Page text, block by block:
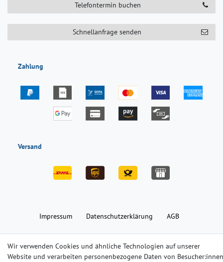
Telefontermin buchen
Schnellanfrage senden
Zahlung
Versand
Impressum Daten­schutz­erklärung AGB
Barrierefreiheitserklärung Widerrufs­recht Kontakt
Wir verwenden Cookies und ähnliche Technologien auf unserer
Website und verarbeiten personenbezogene Daten von Besucher:innen